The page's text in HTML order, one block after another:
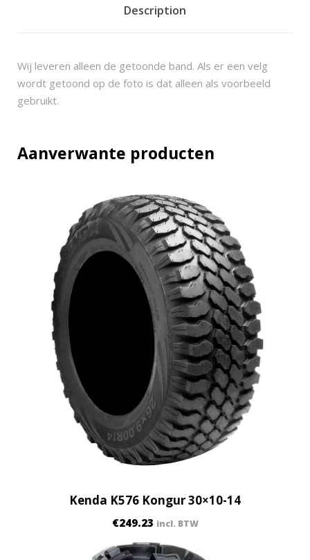
Description
Wij leveren alleen de getoonde band. Als er een velg
wordt getoond op de foto is dat alleen als voorbeeld
gebruikt.
Aanverwante producten
Kenda K576 Kongur 30×10-14
€249.23 incl. BTW